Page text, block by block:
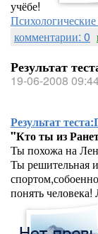
учёбе!
комментарии: 0
Результат
19-06-2008
Результат теста:
"Кто ты из
Ты похожа на
Ты решительная
понять